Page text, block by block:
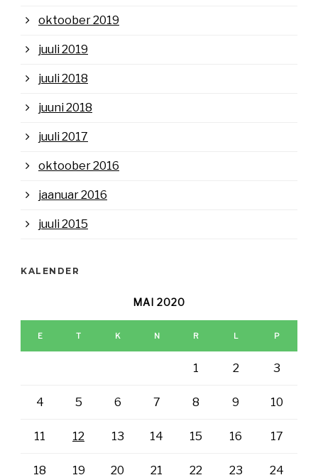
oktoober 2019
juuli 2019
juuli 2018
juuni 2018
juuli 2017
oktoober 2016
jaanuar 2016
juuli 2015
KALENDER
MAI 2020
E T K N R L P
1 2 3
4 5 6 7 8 9 10
11 12 13 14 15 16 17
18 19 20 21 22 23 24